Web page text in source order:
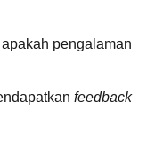
pengalaman
feedback